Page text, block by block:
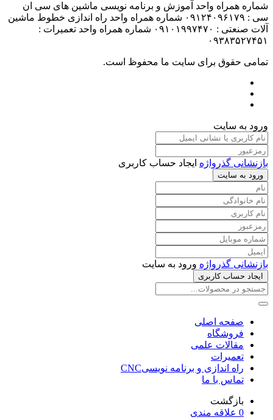
شماره همراه واحد آموزش و برنامه نویسی ماشین های سی ان
سی : ۰۹۱۲۴۰۹۶۱۷۹ شماره همراه واحد راه اندازی خطوط ماشین
آلات صنعتی : ۰۹۱۰۱۹۹۷۴۷۰ شماره همراه واحد تعمیرات :
۰۹۳۸۳۵۲۷۴۵۱
تمامی حقوق برای سایت ما محفوظ است.
ورود به سایت
بازنشانی گذرواژه ایجاد حساب کاربری
ورود به سایت
بازنشانی گذرواژه ورود به سایت
ایجاد حساب کاربری
صفحه اصلی
فروشگاه
مقالات علمی
تعمیرات
راه اندازی و برنامه نویسیCNC
تماس با ما
بازگشت
0 علاقه مندی